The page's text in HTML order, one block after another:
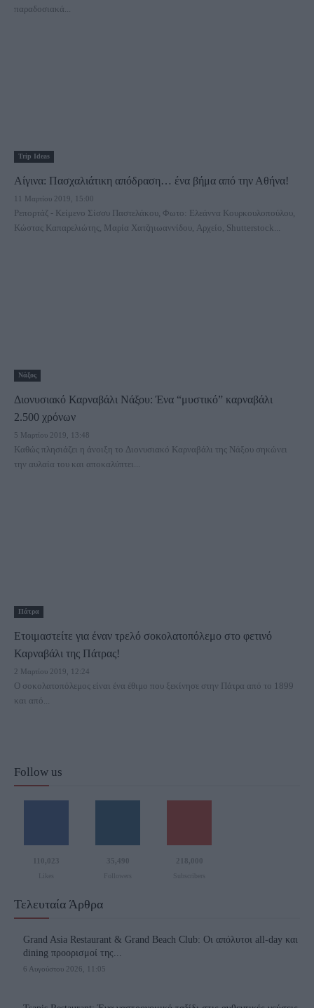
παραδοσιακά...
Trip Ideas
Αίγινα: Πασχαλιάτικη απόδραση… ένα βήμα από την Αθήνα!
11 Μαρτίου 2019, 15:00
Ρεπορτάζ - Κείμενο Σίσσυ Παστελάκου, Φωτο: Ελεάννα Κουρκουλοπούλου,
Κώστας Καπαρελιώτης, Μαρία Χατζηιωαννίδου, Αρχείο, Shutterstock...
Νάξος
Διονυσιακό Καρναβάλι Νάξου: Ένα “μυστικό” καρναβάλι
2.500 χρόνων
5 Μαρτίου 2019, 13:48
Καθώς πλησιάζει η άνοιξη το Διονυσιακό Καρναβάλι της Νάξου σηκώνει
την αυλαία του και αποκαλύπτει...
Πάτρα
Ετοιμαστείτε για έναν τρελό σοκολατοπόλεμο στο φετινό
Καρναβάλι της Πάτρας!
2 Μαρτίου 2019, 12:24
Ο σοκολατοπόλεμος είναι ένα έθιμο που ξεκίνησε στην Πάτρα από το 1899
και από...
Follow us
110,023 35,490 218,000
Τελευταία Άρθρα
Grand Asia Restaurant & Grand Beach Club: Οι απόλυτοι all-day και
dining προορισμοί της...
6 Αυγούστου 2026, 11:05